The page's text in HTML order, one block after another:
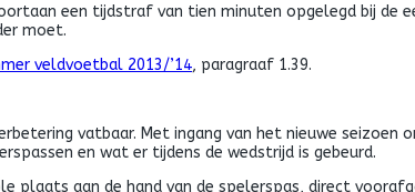
een tijdstraf van tien minuten opgelegd bij de
moet.
veldvoetbal 2013/’14, paragraaf 1.39.
vatbaar. Met ingang van het nieuwe
en wat er tijdens de wedstrijd is gebeurd.
aan de hand van de spelerspas, direct